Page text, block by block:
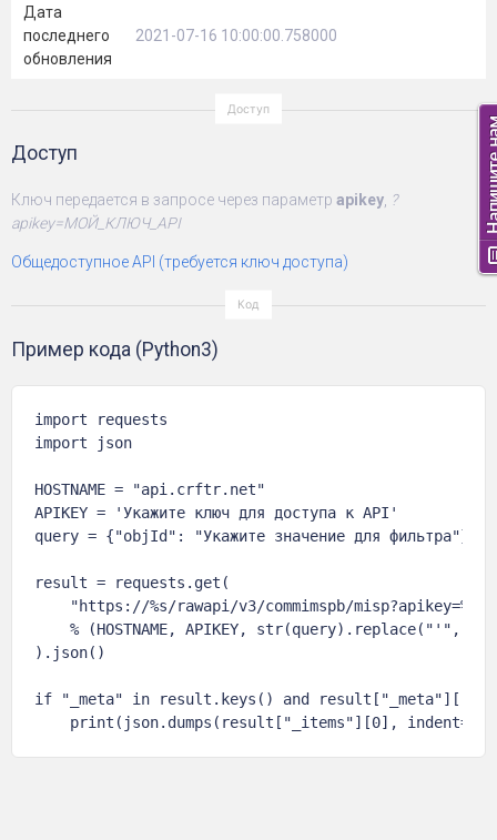
Дата
последнего
обновления
2021-07-16 10:00:00.758000
Доступ
Ключ передается в запросе через параметр apikey, ?
apikey=МОЙ_КЛЮЧ_API
Общедоступное API (требуется ключ доступа)
Пример кода (Python3)
import requests
import json
HOSTNAME = "api.crftr.net"
APIKEY = 'Укажите ключ для доступа к API'
query = {"objId": "Укажите значение для фильтра"}
result = requests.get(
"https://%s/rawapi/v3/commimspb/
% (HOSTNAME, APIKEY, str(query).replace("'",
).json()
if "_meta" in result.keys() and
print(json.dumps(result["_items"][0], indent=4,